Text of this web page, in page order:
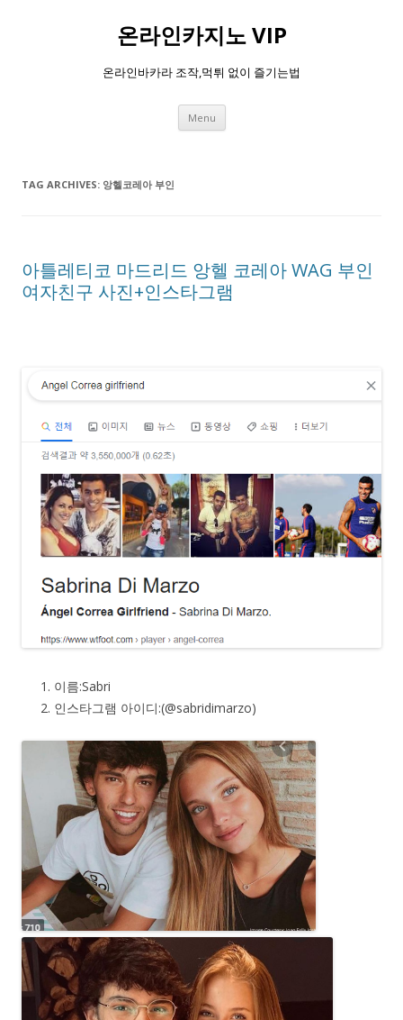
온라인카지노 VIP
온라인바카라 조작,먹튀 없이 즐기는법
Menu Skip
content
TAG ARCHIVES: 앙헬코레아 부인
아틀레티코 마드리드 앙헬 코레아 WAG 부인
여자친구 사진+인스타그램
이름:Sabri
인스타그램 아이디:(@sabridimarzo)